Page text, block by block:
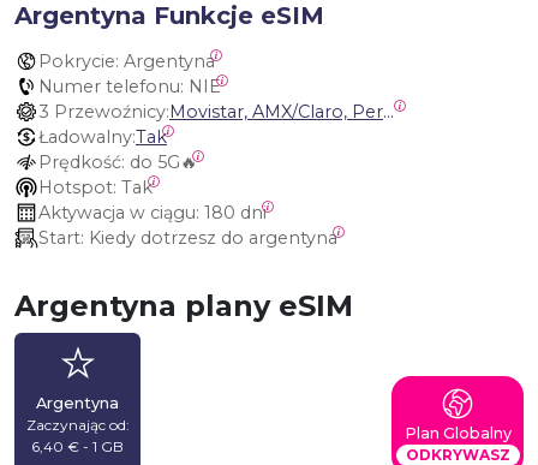
Argentyna Funkcje eSIM
Pokrycie: Argentyna
Numer telefonu: NIE
3 Przewoźnicy:
Movistar, AMX/Claro, Personal Argentina
Ładowalny:Tak
Prędkość: do 5G🔥
Hotspot: Tak
Aktywacja w ciągu: 180 dni
Start: Kiedy dotrzesz do argentyna
Argentyna plany eSIM
Argentyna
Zaczynając od:
6,40 € - 1 GB
Plan Globalny
ODKRYWASZ